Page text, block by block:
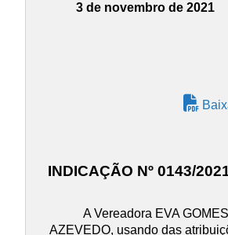
3 de novembro de 2021
INDICAÇÃO Nº 0143/
A Vereadora EVA
AZEVEDO, usando das